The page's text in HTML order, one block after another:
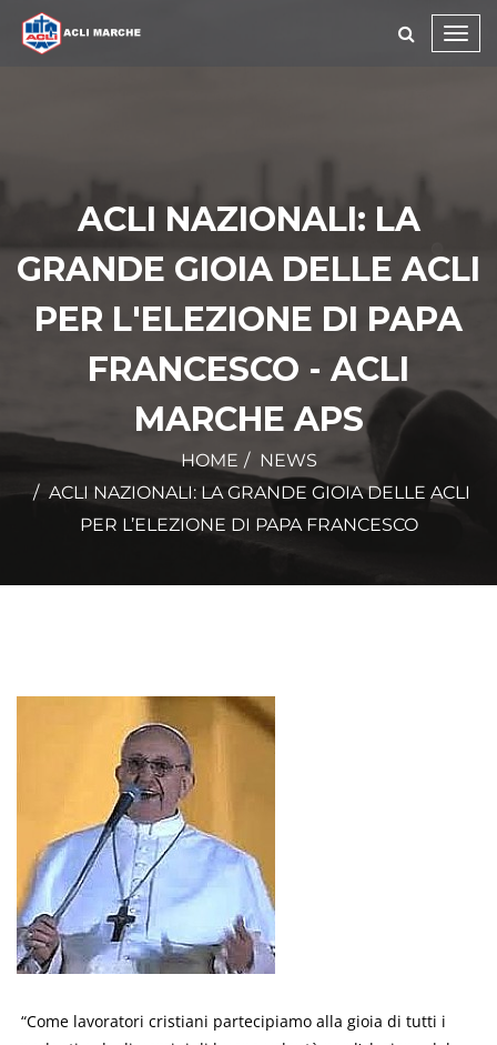
ACLI NAZIONALI: LA
GRANDE GIOIA DELLE ACLI
PER L'ELEZIONE DI PAPA
FRANCESCO - ACLI
MARCHE APS
HOME
NEWS
ACLI NAZIONALI: LA GRANDE GIOIA DELLE ACLI
PER L’ELEZIONE DI PAPA FRANCESCO
“Come lavoratori cristiani partecipiamo alla gioia di tutti i